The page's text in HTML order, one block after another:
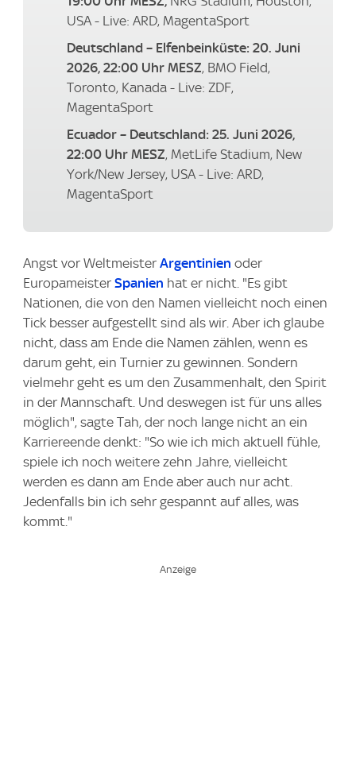
USA - Live: ARD, MagentaSport
Deutschland – Elfenbeinküste: 20. Juni
2026, 22:00 Uhr MESZ, BMO Field,
Toronto, Kanada - Live: ZDF,
MagentaSport
Ecuador – Deutschland: 25. Juni 2026,
22:00 Uhr MESZ, MetLife Stadium, New
York/New Jersey, USA - Live: ARD,
MagentaSport
Angst vor Weltmeister Argentinien oder
Europameister Spanien hat er nicht. "Es gibt
Nationen, die von den Namen vielleicht noch einen
Tick besser aufgestellt sind als wir. Aber ich glaube
nicht, dass am Ende die Namen zählen, wenn es
darum geht, ein Turnier zu gewinnen. Sondern
vielmehr geht es um den Zusammenhalt, den Spirit
in der Mannschaft. Und deswegen ist für uns alles
möglich", sagte Tah, der noch lange nicht an ein
Karriereende denkt: "So wie ich mich aktuell fühle,
spiele ich noch weitere zehn Jahre, vielleicht
werden es dann am Ende aber auch nur acht.
Jedenfalls bin ich sehr gespannt auf alles, was
kommt."